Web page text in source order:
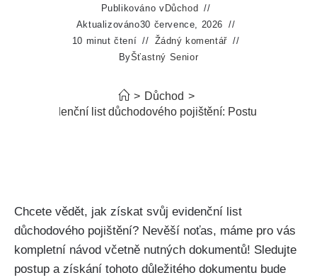
Publikováno v Důchod
Aktualizováno30 července, 2026
10 minut čtení
Žádný komentář
ByŠťastný Senior
> Důchod >
získat evidenční list důchodového pojištění: Postup a
Chcete vědět, jak získat svůj evidenční list
důchodového pojištění? Nevěší noťas, máme pro vás
kompletní návod včetně nutných dokumentů! Sledujte
postup a získání tohoto důležitého dokumentu bude